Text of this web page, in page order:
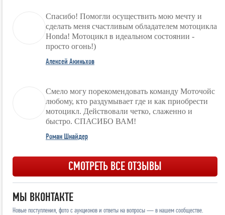
Спасибо! Помогли осуществить мою мечту и
сделать меня счастливым обладателем мотоцикла
Honda! Мотоцикл в идеальном состоянии -
просто огонь!)
Алексей Акиньхов
Смело могу порекомендовать команду Моточойс
любому, кто раздумывает где и как приобрести
мотоцикл. Действовали четко, слаженно и
быстро. СПАСИБО ВАМ!
Роман Шнайдер
СМОТРЕТЬ ВСЕ ОТЗЫВЫ
МЫ ВКОНТАКТЕ
Новые поступления, фото с аукционов и ответы на вопросы — в нашем сообществе.